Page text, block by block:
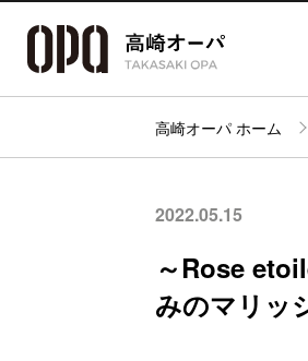
高崎オーパ ホーム
2022.05.15
～Rose
みのマリッ